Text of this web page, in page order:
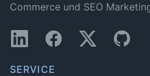
Commerce und SEO
SERVICE